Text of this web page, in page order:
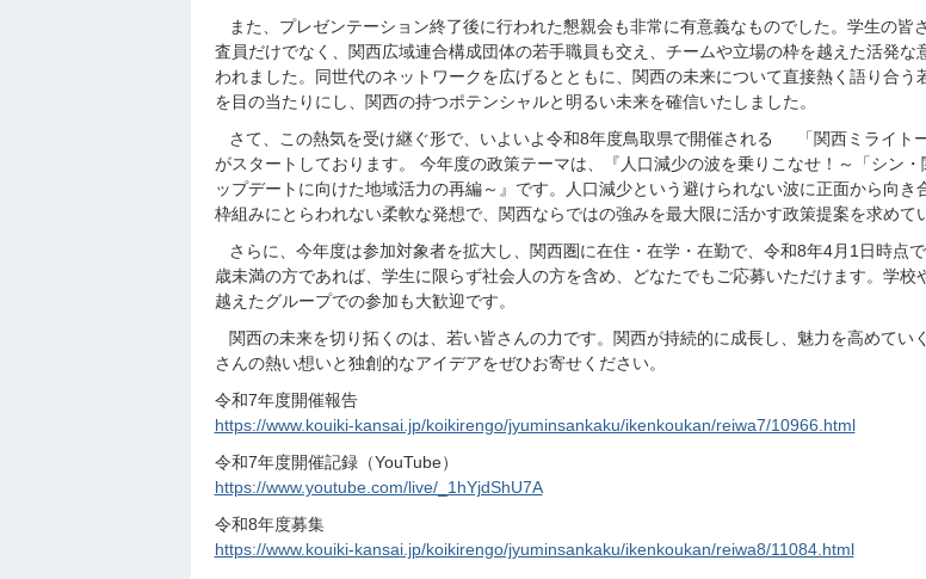
また、プレゼンテーション終了後に行われた懇親会も非常に有意義なものでした。学生の皆
査員だけでなく、関西広域連合構成団体の若手職員も交え、チームや立場の枠を越えた活発な
われました。同世代のネットワークを広げるとともに、関西の未来について直接熱く語り合う
を目の当たりにし、関西の持つポテンシャルと明るい未来を確信いたしました。
さて、この熱気を受け継ぐ形で、いよいよ令和8年度鳥取県で開催される 「関西ミライト
がスタートしております。 今年度の政策テーマは、『人口減少の波を乗りこなせ！～「シン・
ップデートに向けた地域活力の再編～』です。人口減少という避けられない波に正面から向き
枠組みにとらわれない柔軟な発想で、関西ならではの強みを最大限に活かす政策提案を求めて
さらに、今年度は参加対象者を拡大し、関西圏に在住・在学・在勤で、令和8年4月1日時点
歳未満の方であれば、学生に限らず社会人の方を含め、どなたでもご応募いただけます。学校
越えたグループでの参加も大歓迎です。
関西の未来を切り拓くのは、若い皆さんの力です。関西が持続的に成長し、魅力を高めてい
さんの熱い想いと独創的なアイデアをぜひお寄せください。
令和7年度開催報告
https://www.kouiki-kansai.jp/koikirengo/jyuminsankaku/ikenkoukan/reiwa7/10966.html
令和7年度開催記録（YouTube）
https://www.youtube.com/live/_1hYjdShU7A
令和8年度募集
https://www.kouiki-kansai.jp/koikirengo/jyuminsankaku/ikenkoukan/reiwa8/11084.html